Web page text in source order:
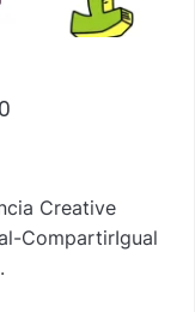
Creative
CompartirIgual
.